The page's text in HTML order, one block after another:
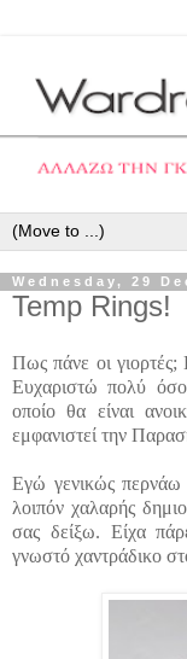
Wednesday, 29
Temp Rings!
Πως πάνε οι γιορτές;
Ευχαριστώ πολύ
οποίο θα είναι
εμφανιστεί την
Εγώ γενικώς
λοιπόν χαλαρής
σας δείξω. Είχα
γνωστό χαντράδικο